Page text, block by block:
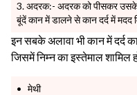
अदरक:- अदरक को पीसकर
बूंदें कान में डालने से कान दर्द में मदद
इन सबके अलावा भी कान में दर्द
जिसमें निम्न का इस्तेमाल शामिल
मेथी